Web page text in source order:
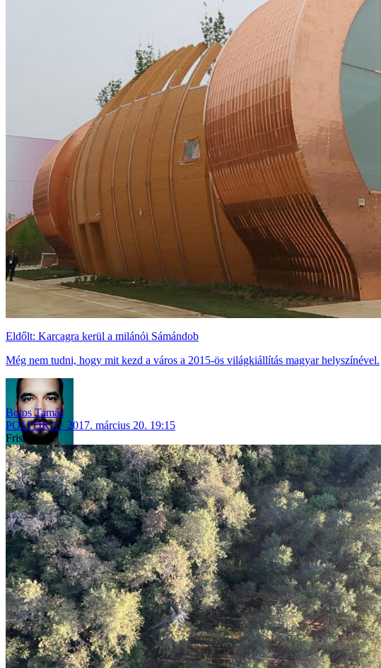
Eldőlt: Karcagra kerül a milánói Sámándob
Még nem tudni, hogy mit kezd a város a 2015-ös világkiállítás magyar helyszínével.
Botos Tamás
POLITIKA
2017. március 20. 19:15
Friss